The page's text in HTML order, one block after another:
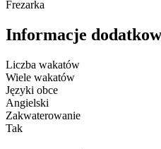
Frezarka
Informacje
Liczba wakatów
Wiele wakatów
Języki obce
Angielski
Zakwaterowanie
Tak